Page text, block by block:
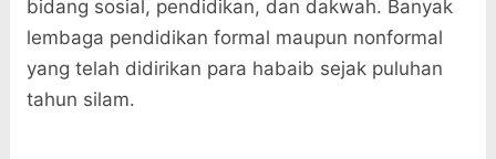
bidang sosial, pendidikan, dan dakwah. Banyak
lembaga pendidikan formal maupun nonformal
yang telah didirikan para habaib sejak puluhan
tahun silam.